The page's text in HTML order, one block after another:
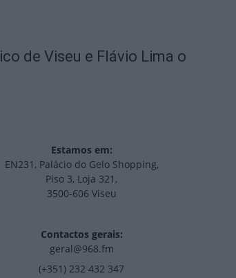
de Viseu e Flávio Lima o
Estamos em:
EN231, Palácio do Gelo Shopping,
Piso 3, Loja 321,
3500-606 Viseu
Contactos gerais:
geral@968.fm
(+351) 232 432 347